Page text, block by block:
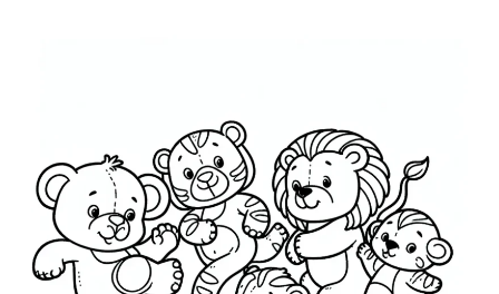
o
n